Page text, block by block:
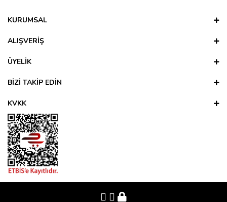
Ürün resmi kalitesiz, bozuk veya görüntülenemiyor.
Ürün fiyatı diğer sitelerden daha pahalı.
KURUMSAL
ALIŞVERİŞ
ÜYELİK
BİZİ TAKİP EDİN
KVKK